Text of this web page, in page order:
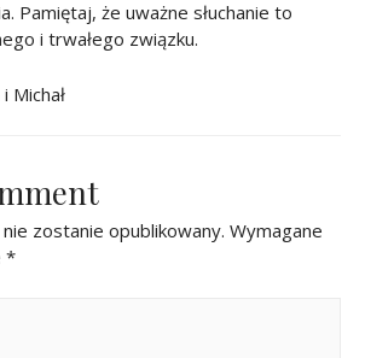
Pamiętaj, że uważne słuchanie to
i trwałego związku.
Michał
zostanie opublikowany. Wymagane
*